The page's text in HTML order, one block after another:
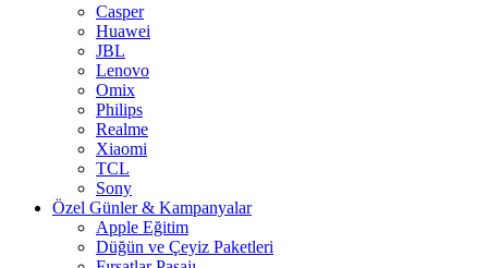
Casper
Huawei
JBL
Lenovo
Omix
Philips
Realme
Xiaomi
TCL
Sony
Özel Günler & Kampanyalar
Apple Eğitim
Düğün ve Çeyiz Paketleri